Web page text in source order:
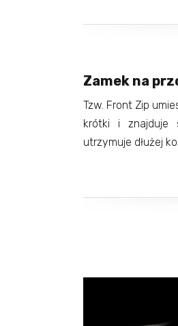
Zamek na
Tzw. Front Zip
krótki i znajduje
utrzymuje dłużej